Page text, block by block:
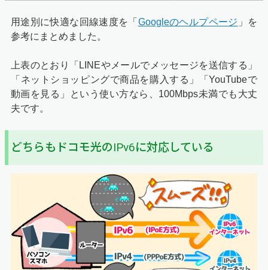
用途別に快適な回線速度を「 Googleのヘルプページ 」を
参考にまとめました。
上表のとおり「LINEやメールでメッセージを送信する」
「ネットショッピングで商品を購入する」「YouTubeで
動画を見る」という使い方なら、100Mbps未満でも大丈
夫です。
どちらもドコモ光のIPv6に対応している